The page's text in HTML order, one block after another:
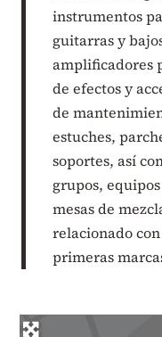
instrumentos
guitarras y
amplificadores
de efectos y
de
estuches,
soportes, así
grupos,
mesas de
relacionado
primeras